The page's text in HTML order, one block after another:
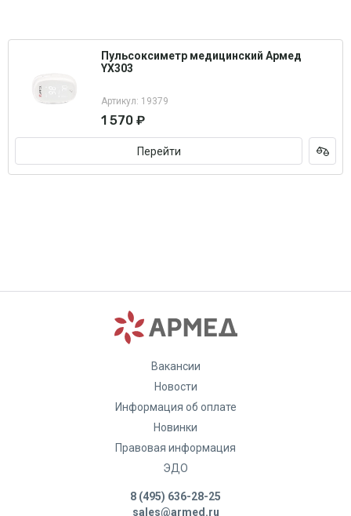
Пульсоксиметр медицинский Армед
YX303
Артикул: 19379
1 570 ₽
Перейти
Вакансии
Новости
Информация об оплате
Новинки
Правовая информация
ЭДО
8 (495) 636-28-25
sales@armed.ru